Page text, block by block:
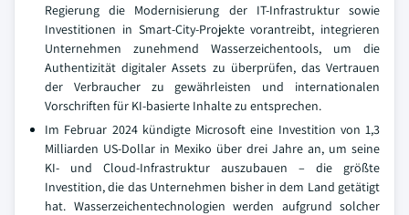
Regierung die Modernisierung der IT-Infrastruktur sowie
Investitionen in Smart-City-Projekte vorantreibt, integrieren
Unternehmen zunehmend Wasserzeichentools, um die
Authentizität digitaler Assets zu überprüfen, das Vertrauen
der Verbraucher zu gewährleisten und internationalen
Vorschriften für KI-basierte Inhalte zu entsprechen.
Im Februar 2024 kündigte Microsoft eine Investition von 1,3
Milliarden US-Dollar in Mexiko über drei Jahre an, um seine
KI- und Cloud-Infrastruktur auszubauen – die größte
Investition, die das Unternehmen bisher in dem Land getätigt
hat. Wasserzeichentechnologien werden aufgrund solcher